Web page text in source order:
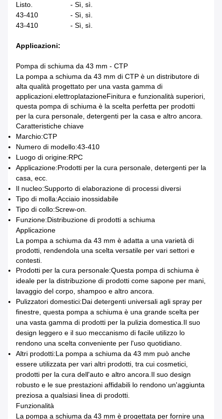
Listo.
- Sì, sì.
43-410
- Sì, sì.
43-410
- Sì, sì.
Applicazioni:
Pompa di schiuma da 43 mm - CTP
La pompa a schiuma da 43 mm di CTP è un distributore di
alta qualità progettato per una vasta gamma di
applicazioni.elettroplatazioneFinitura e funzionalità superiori,
questa pompa di schiuma è la scelta perfetta per prodotti
per la cura personale, detergenti per la casa e altro ancora.
Caratteristiche chiave
Marchio:CTP
Numero di modello:43-410
Luogo di origine:RPC
Applicazione:Prodotti per la cura personale, detergenti per la
casa, ecc.
Il nucleo:Supporto di elaborazione di processi diversi
Tipo di molla:Acciaio inossidabile
Tipo di collo:Screw-on.
Funzione:Distribuzione di prodotti a schiuma
Applicazione
La pompa a schiuma da 43 mm è adatta a una varietà di
prodotti, rendendola una scelta versatile per vari settori e
contesti.
Prodotti per la cura personale:Questa pompa di schiuma è
ideale per la distribuzione di prodotti come sapone per mani,
lavaggio del corpo, shampoo e altro ancora.
Pulizzatori domestici:Dai detergenti universali agli spray per
finestre, questa pompa a schiuma è una grande scelta per
una vasta gamma di prodotti per la pulizia domestica.Il suo
design leggero e il suo meccanismo di facile utilizzo lo
rendono una scelta conveniente per l'uso quotidiano.
Altri prodotti:La pompa a schiuma da 43 mm può anche
essere utilizzata per vari altri prodotti, tra cui cosmetici,
prodotti per la cura dell'auto e altro ancora.Il suo design
robusto e le sue prestazioni affidabili lo rendono un'aggiunta
preziosa a qualsiasi linea di prodotti.
Funzionalità
La pompa a schiuma da 43 mm è progettata per fornire una